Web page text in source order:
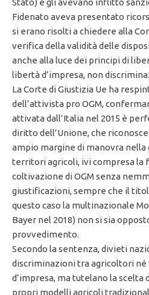
Fidenato aveva presentato
si erano risolti a chiedere alla
verifica della validità delle
anche alla luce dei principi di
libertà d’impresa, non
La Corte di Giustizia Ue ha
dell’attivista pro OGM,
attivata dall’Italia nel 2015 è
diritto dell’Unione, che
ampio margine di manovra
territori agricoli, ivi compresa la
coltivazione di OGM senza
giustificazioni, sempre che il
questo caso la multinazionale
Bayer nel 2018) non si sia
provvedimento.
Secondo la sentenza, divieti
discriminazioni tra agricoltori
d’impresa, ma tutelano la scelta
propri modelli agricoli